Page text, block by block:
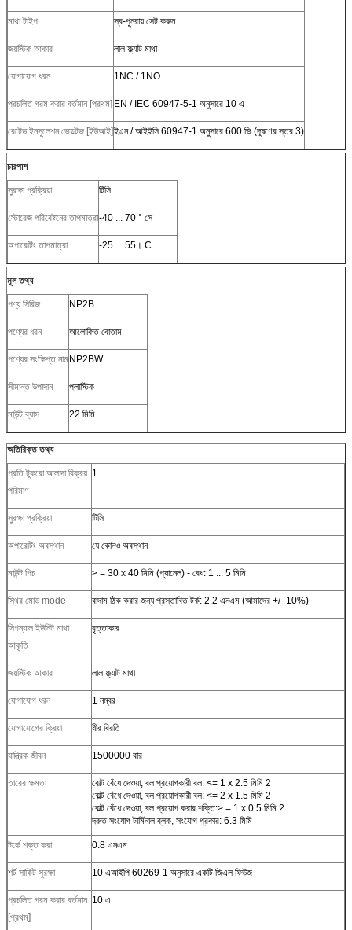
মাথা টাইপ স্ব-পুনরায় সেট করুন
জয়স্টিক আকার লাল ফ্ল্যাট মাথা
যোগাযোগ ধরন 1NC / 1NO
প্রচলিত গরম করার বর্তমান [প্রথম] EN / IEC 60947-5-1 অনুসারে 10 এ
রেটেড ইনসুলেশন ভোল্টেজ [ইউআই]ইএন / আইইসি 60947-1 অনুসারে 600 ভি (দূষণের স্তর 3)
চারপাশ
সুরক্ষা প্রক্রিয়া টিসি
স্টোরেজ পরিবেষ্টনের তাপমাত্রা-40 ... 70 ° সে
অপারেটিং তাপমাত্রা -25 ... 55। C
মূল তথ্য
পণ্য সিরিজ NP2B
পণ্যের ধরন আলোকিত বোতাম
পণ্যের সংক্ষিপ্ত নামNP2BW
সীমান্ত উপাদান প্লাস্টিক
মাউন্ট ব্যাস 22 মিমি
অতিরিক্ত তথ্য
প্রতি টুকরো আলাদা বিক্রয়
পরিমাণ
1
সুরক্ষা প্রক্রিয়া টিসি
অপারেটিং অবস্থান যে কোনও অবস্থান
মাউন্ট পিচ > = 30 x 40 মিমি (প্যানেল) - বেধ: 1 ... 5 মিমি
স্থির মোড mode বাদাম ঠিক করার জন্য প্রস্তাবিত টর্ক: 2.2 এনএম (আমাদের +/- 10%)
সিগন্যাল ইউনিট মাথা
আকৃতি
বৃত্তাকার
জয়স্টিক আকার লাল ফ্ল্যাট মাথা
যোগাযোগ ধরন 1 নম্বর
যোগাযোগের ক্রিয়া ধীর বিরতি
যান্ত্রিক জীবন 1500000 বার
তারের ক্ষমতা
বোল্ট বেঁধে দেওয়া, বল প্রয়োগকারী বল: <= 1 x 2.5 মিমি 2
বোল্ট বেঁধে দেওয়া, বল প্রয়োগকারী বল: <= 2 x 1.5 মিমি 2
বোল্ট বেঁধে দেওয়া, বল প্রয়োগ করার শক্তি:> = 1 x 0.5 মিমি 2
দ্রুত সংযোগ টার্মিনাল ব্লক, সংযোগ প্রকার: 6.3 মিমি
টর্কে শক্ত করা 0.8 এনএম
শর্ট সার্কিট সুরক্ষা 10 এআইপি 60269-1 অনুসারে একটি জিএল ফিউজ
প্রচলিত গরম করার বর্তমান
[প্রথম]
10 এ